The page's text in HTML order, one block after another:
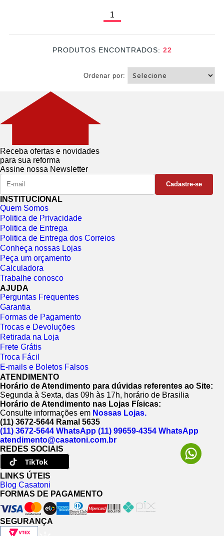
1
PRODUTOS ENCONTRADOS: 22
Ordenar por:
Receba ofertas e novidades
para sua reforma
Assine nossa Newsletter
INSTITUCIONAL
Quem Somos
Politica de Privacidade
Politica de Entrega
Politica de Entrega dos Correios
Conheça nossas Lojas
Peça um orçamento
Calculadora
Trabalhe conosco
AJUDA
Perguntas Frequentes
Garantia
Formas de Pagamento
Trocas e Devoluções
Retirada na Loja
Frete Grátis
Troca Fácil
E-mails e Boletos Falsos
ATENDIMENTO
Horário de Atendimento para dúvidas referentes ao Site:
Segunda à Sexta, das 09h às 17h, horário de Brasilia
Horário de Atendimento nas Lojas Físicas:
Consulte informações em Nossas Lojas.
(11) 3672-5644 Ramal 5635
(11) 3672-5644 WhatsApp (11) 99659-4354 WhatsApp
atendimento@casatoni.com.br
REDES SOCIAIS
TikTok
LINKS ÚTEIS
Blog Casatoni
FORMAS DE PAGAMENTO
SEGURANÇA